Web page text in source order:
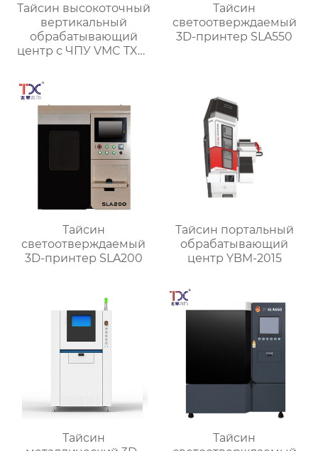
Тайсин высокоточный
вертикальный
обрабатывающий
центр с ЧПУ VMC TXP-
Тайсин
светоотверждаемый
3D-принтер SLA550
Тайсин
светоотверждаемый
3D-принтер SLA200
Тайсин портальный
обрабатывающий
центр YBM-2015
Тайсин
Тайсин